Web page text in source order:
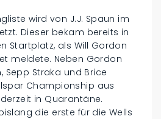
wird von J.J. Spaun im
Dieser bekam bereits in
Startplatz, als Will Gordon
meldete. Neben Gordon
Sepp Straka und Brice
Championship aus
in Quarantäne.
die erste für die Wells